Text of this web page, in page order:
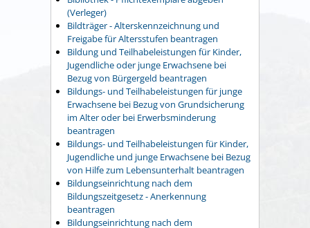
(Verleger)
Bildträger - Alterskennzeichnung und
Freigabe für Altersstufen beantragen
Bildung und Teilhabeleistungen für Kinder,
Jugendliche oder junge Erwachsene bei
Bezug von Bürgergeld beantragen
Bildungs- und Teilhabeleistungen für junge
Erwachsene bei Bezug von Grundsicherung
im Alter oder bei Erwerbsminderung
beantragen
Bildungs- und Teilhabeleistungen für Kinder,
Jugendliche und junge Erwachsene bei Bezug
von Hilfe zum Lebensunterhalt beantragen
Bildungseinrichtung nach dem
Bildungszeitgesetz - Anerkennung
beantragen
Bildungseinrichtung nach dem